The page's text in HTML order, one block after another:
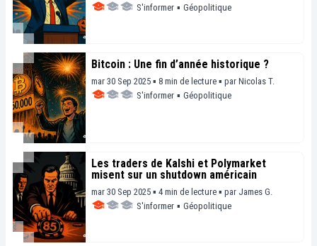
S'informer ▪ Géopolitique
Bitcoin : Une fin d’année historique ?
mar 30 Sep 2025 ▪ 8 min de lecture ▪ par Nicolas T.
S'informer ▪ Géopolitique
Les traders de Kalshi et Polymarket
misent sur un shutdown américain
mar 30 Sep 2025 ▪ 4 min de lecture ▪ par James G.
S'informer ▪ Géopolitique